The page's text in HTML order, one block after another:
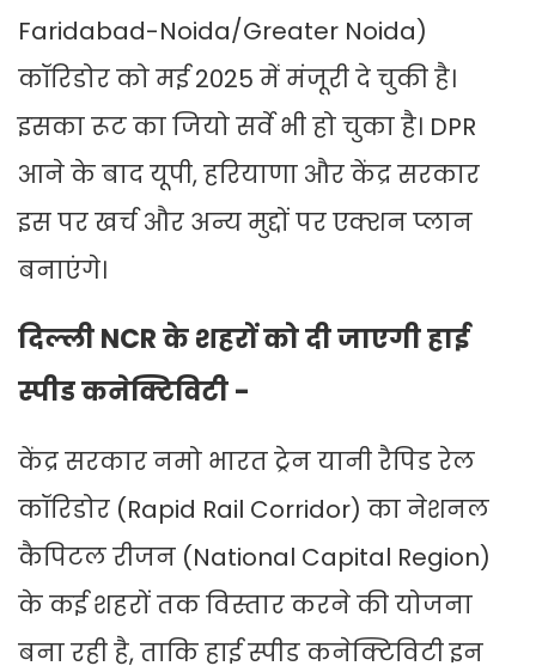
Faridabad-Noida/Greater Noida)
कॉरिडोर को मई 2025 में मंजूरी दे चुकी है।
इसका रूट का जियो सर्वे भी हो चुका है। DPR
आने के बाद यूपी, हरियाणा और केंद्र सरकार
इस पर खर्च और अन्य मुद्दों पर एक्शन प्लान
बनाएंगे।
दिल्ली NCR के शहरों को दी जाएगी हाई
स्पीड कनेक्टिविटी -
केंद्र सरकार नमो भारत ट्रेन यानी रैपिड रेल
कॉरिडोर (Rapid Rail Corridor) का नेशनल
कैपिटल रीजन (National Capital Region)
के कई शहरों तक विस्तार करने की योजना
बना रही है, ताकि हाई स्पीड कनेक्टिविटी इन